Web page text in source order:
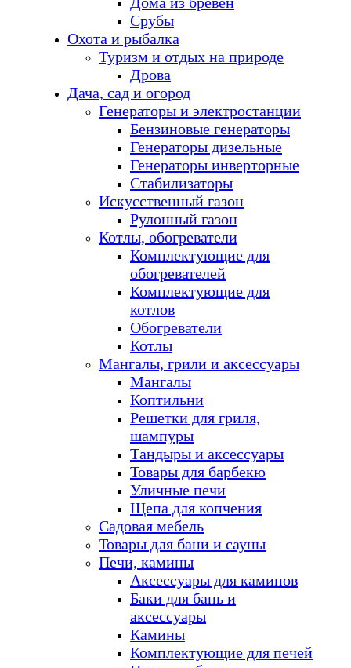
Срубы
Охота и рыбалка
Туризм и отдых на природе
Дрова
Дача, сад и огород
Генераторы и электростанции
Бензиновые генераторы
Генераторы дизельные
Генераторы инверторные
Стабилизаторы
Искусственный газон
Рулонный газон
Котлы, обогреватели
Комплектующие для
обогревателей
Комплектующие для
котлов
Обогреватели
Котлы
Мангалы, грили и аксессуары
Мангалы
Коптильни
Решетки для гриля,
шампуры
Тандыры и аксессуары
Товары для барбекю
Уличные печи
Щепа для копчения
Садовая мебель
Товары для бани и сауны
Печи, камины
Аксессуары для каминов
Баки для бань и
аксессуары
Камины
Комплектующие для печей